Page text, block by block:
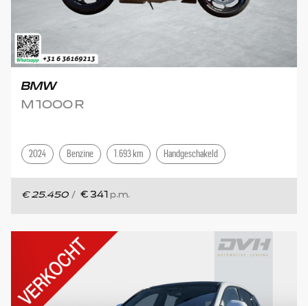
BMW
M 1000 R
2024 Benzine 1.693 km Handgeschakeld
€ 25.450 / € 341 p.m.